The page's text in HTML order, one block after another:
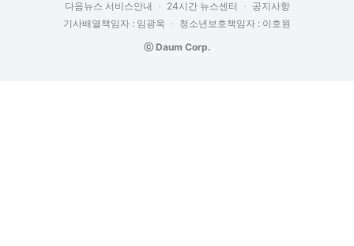
다음뉴스 서비스안내 24시간 뉴스센터
공지사항
기사배열책임자 : 임광욱
청소년보호책임자 : 이호원
ⓒ Daum Corp.